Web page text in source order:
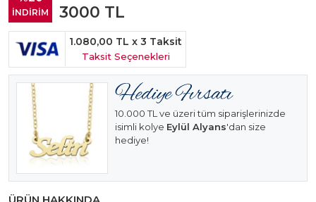
İNDİRİM 3000 TL
1.080,00 TL x 3 Taksit
Taksit Seçenekleri
10.000 TL ve üzeri tüm siparişlerinizde
isimli kolye Eylül Alyans'dan size
hediye!